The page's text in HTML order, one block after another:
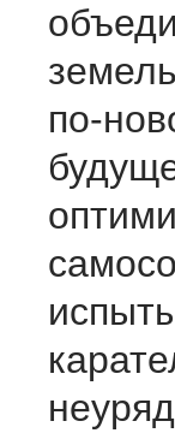
по-